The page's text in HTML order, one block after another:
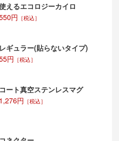
えるエコロジーカイロ
円 ［税込］
ギュラー(貼らないタイプ)
円 ［税込］
ート真空ステンレスマグ
円 ［税込］